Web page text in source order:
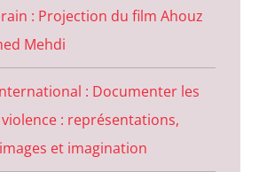
: Projection du film Ahouz
Mehdi
: Documenter les
: représentations,
et imagination